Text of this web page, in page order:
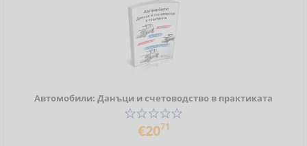
Автомобили: Данъци и счетоводство в практиката
€2071